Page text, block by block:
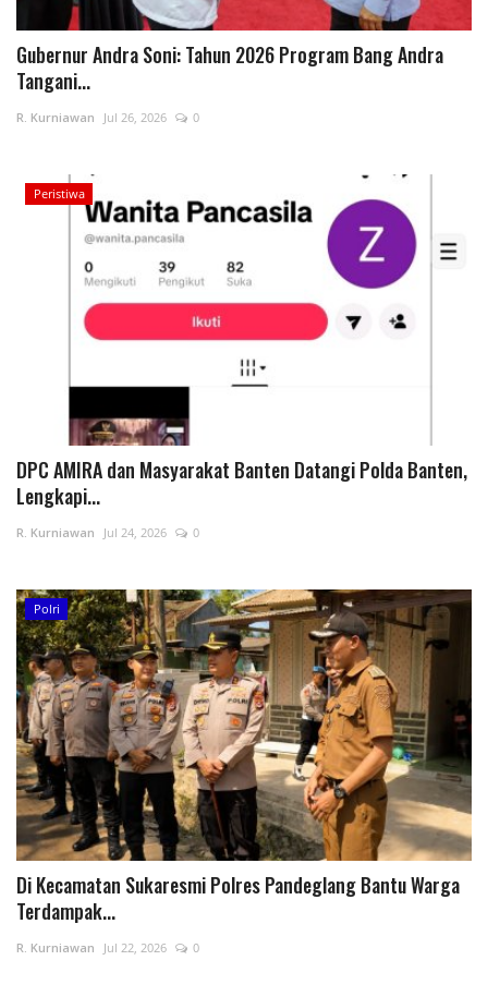
Gubernur Andra Soni: Tahun 2026 Program Bang Andra
Tangani...
R. Kurniawan Jul 26, 2026 0
Peristiwa
DPC AMIRA dan Masyarakat Banten Datangi Polda Banten,
Lengkapi...
R. Kurniawan Jul 24, 2026 0
Polri
Di Kecamatan Sukaresmi Polres Pandeglang Bantu Warga
Terdampak...
R. Kurniawan Jul 22, 2026 0